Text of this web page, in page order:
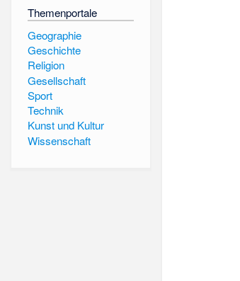
Themenportale
Geographie
Geschichte
Religion
Gesellschaft
Sport
Technik
Kunst und Kultur
Wissenschaft